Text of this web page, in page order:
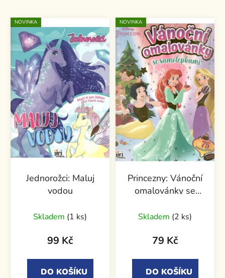
NOVINKA
Jednorožci: Maluj
vodou
Skladem (1 ks)
99 Kč
DO KOŠÍKU
NOVINKA
Princezny: Vánoční
omalovánky se
Skladem (2 ks)
79 Kč
DO KOŠÍKU